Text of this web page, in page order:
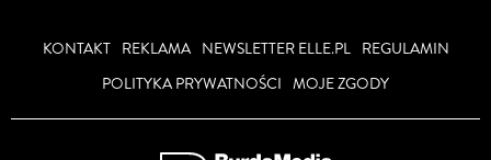
KONTAKT REKLAMA NEWSLETTER ELLE.PL
REGULAMIN
POLITYKA PRYWATNOŚCI MOJE ZGODY